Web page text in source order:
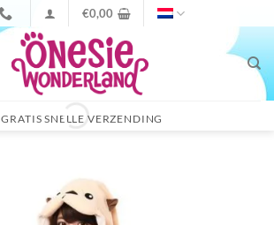
€0,00
GRATIS SNELLE VERZENDING